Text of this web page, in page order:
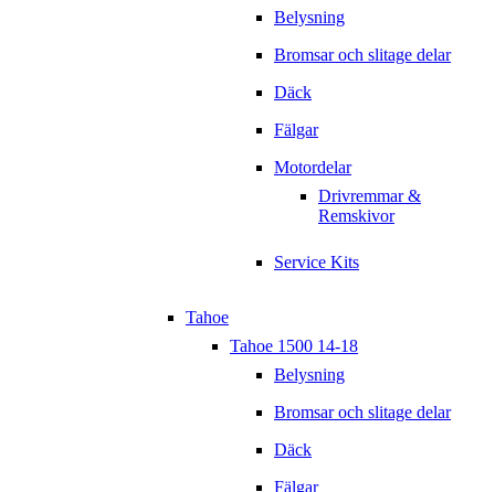
Belysning
Bromsar och slitage delar
Däck
Fälgar
Motordelar
Drivremmar &
Remskivor
Service Kits
Tahoe
Tahoe 1500 14-18
Belysning
Bromsar och slitage delar
Däck
Fälgar